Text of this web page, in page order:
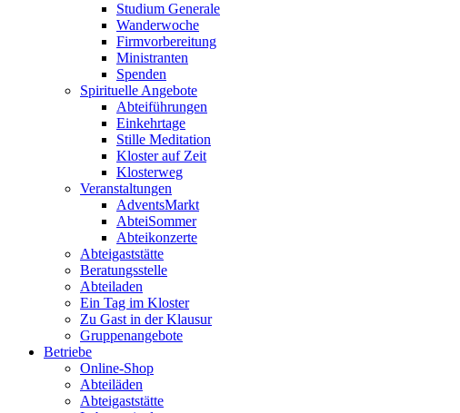
Studium Generale
Wanderwoche
Firmvorbereitung
Ministranten
Spenden
Spirituelle Angebote
Abteiführungen
Einkehrtage
Stille Meditation
Kloster auf Zeit
Klosterweg
Veranstaltungen
AdventsMarkt
AbteiSommer
Abteikonzerte
Abteigaststätte
Beratungsstelle
Abteiladen
Ein Tag im Kloster
Zu Gast in der Klausur
Gruppenangebote
Betriebe
Online-Shop
Abteiläden
Abteigaststätte